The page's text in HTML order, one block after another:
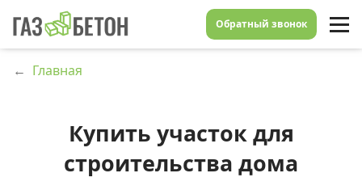
Обратный звонок
← Главная
Купить участок для
строительства дома